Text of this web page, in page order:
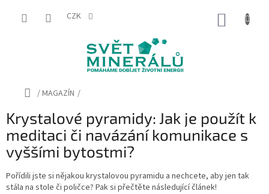
CZK
Domů
/MAGAZÍN /
Krystalové pyramidy: Jak je použít k
meditaci či navázání komunikace s
vyššími bytostmi?
Pořídili jste si nějakou krystalovou pyramidu a nechcete, aby jen tak
stála na stole či poličce? Pak si přečtěte následující článek!